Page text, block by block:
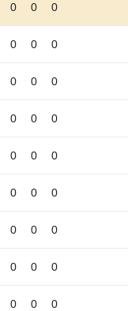
0 0 0
0 0 0
0 0 0
0 0 0
0 0 0
0 0 0
0 0 0
0 0 0
0 0 0